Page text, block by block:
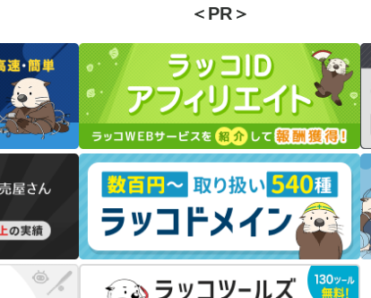
＜PR＞